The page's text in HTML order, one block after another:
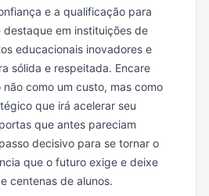
e a qualificação para
destaque em instituições de
educacionais inovadores e
sólida e respeitada. Encare
como um custo, mas como
que irá acelerar seu
que antes pareciam
decisivo para se tornar o
que o futuro exige e deixe
centenas de alunos.